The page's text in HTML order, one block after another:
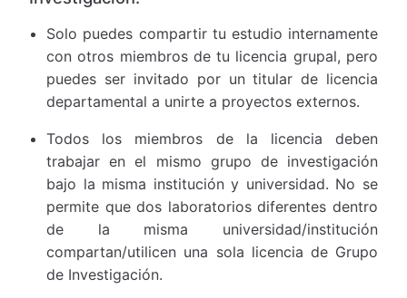
Solo puedes compartir tu estudio internamente
con otros miembros de tu licencia grupal, pero
puedes ser invitado por un titular de licencia
departamental a unirte a proyectos externos.
Todos los miembros de la licencia deben
trabajar en el mismo grupo de investigación
bajo la misma institución y universidad. No se
permite que dos laboratorios diferentes dentro
de la misma universidad/institución
compartan/utilicen una sola licencia de Grupo
de Investigación.